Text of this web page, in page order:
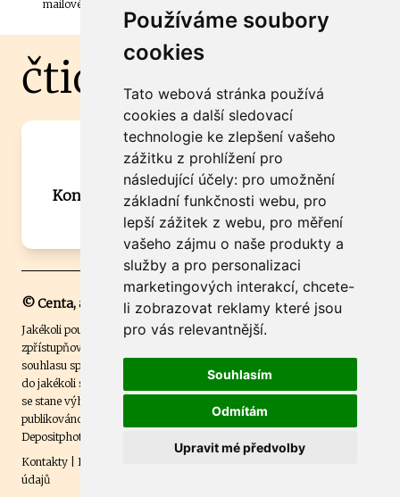
Používáme soubory
cookies
Tato webová stránka používá
cookies a další sledovací
technologie ke zlepšení vašeho
zážitku z prohlížení pro
následující účely: pro umožnění
základní funkčnosti webu, pro
lepší zážitek z webu, pro měření
vašeho zájmu o naše produkty a
služby a pro personalizaci
marketingových interakcí, chcete-
li zobrazovat reklamy které jsou
pro vás relevantnější.
Souhlasím
Odmítám
Upravit mé předvolby
mailové schránky.
čtidoma.cz
Máte zajímavou informaci? Chcete
spolupracovat?
Kontaktujte šéfredaktora Martina Chalupu:
chalupa@ctidoma.cz
© Centa, a.s.
Jakékoli použití obsahu včetně převzetí, šíření či dalšího užití a
zpřístupňování textových či obrazových materiálů bez písemného
souhlasu společnosti Centa,a.s. je zakázáno. Čtenář svým přihlášením
do jakékoli soutěže na našem webu dává souhlas s tím, že v případě, že
se stane výhercem této soutěže, může být jeho jméno na webu
publikováno. Centa, a.s. využívala licenci ČTK a využívá fotografie z
Depositphotos
Kontakty
Etický kodex
údajů